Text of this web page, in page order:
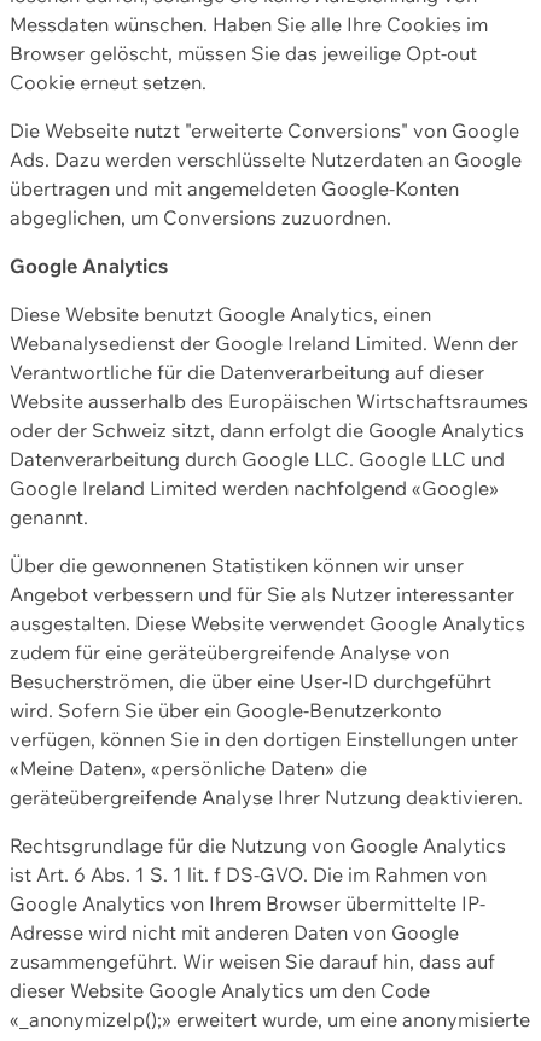
Messdaten wünschen. Haben Sie alle Ihre Cookies im
Browser gelöscht, müssen Sie das jeweilige Opt-out
Cookie erneut setzen.
Die Webseite nutzt "erweiterte Conversions" von Google
Ads. Dazu werden verschlüsselte Nutzerdaten an Google
übertragen und mit angemeldeten Google-Konten
abgeglichen, um Conversions zuzuordnen.
Google Analytics
Diese Website benutzt Google Analytics, einen
Webanalysedienst der Google Ireland Limited. Wenn der
Verantwortliche für die Datenverarbeitung auf dieser
Website ausserhalb des Europäischen Wirtschaftsraumes
oder der Schweiz sitzt, dann erfolgt die Google Analytics
Datenverarbeitung durch Google LLC. Google LLC und
Google Ireland Limited werden nachfolgend «Google»
genannt.
Über die gewonnenen Statistiken können wir unser
Angebot verbessern und für Sie als Nutzer interessanter
ausgestalten. Diese Website verwendet Google Analytics
zudem für eine geräteübergreifende Analyse von
Besucherströmen, die über eine User-ID durchgeführt
wird. Sofern Sie über ein Google-Benutzerkonto
verfügen, können Sie in den dortigen Einstellungen unter
«Meine Daten», «persönliche Daten» die
geräteübergreifende Analyse Ihrer Nutzung deaktivieren.
Rechtsgrundlage für die Nutzung von Google Analytics
ist Art. 6 Abs. 1 S. 1 lit. f DS-GVO. Die im Rahmen von
Google Analytics von Ihrem Browser übermittelte IP-
Adresse wird nicht mit anderen Daten von Google
zusammengeführt. Wir weisen Sie darauf hin, dass auf
dieser Website Google Analytics um den Code
«_anonymizeIp();» erweitert wurde, um eine anonymisierte